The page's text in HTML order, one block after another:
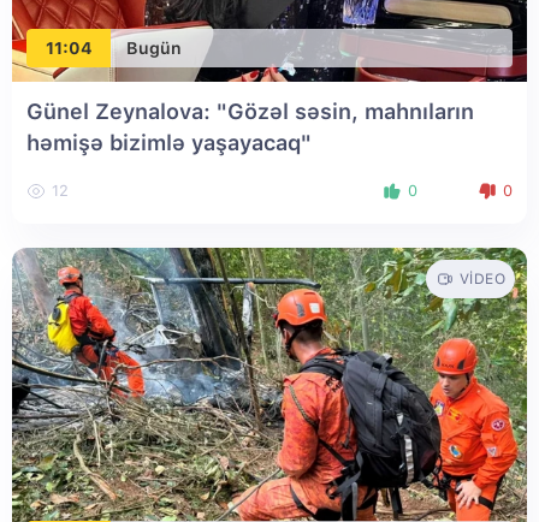
11:04 Bugün
Günel Zeynalova: "Gözəl səsin, mahnıların
həmişə bizimlə yaşayacaq"
12 0 0
VIDEO